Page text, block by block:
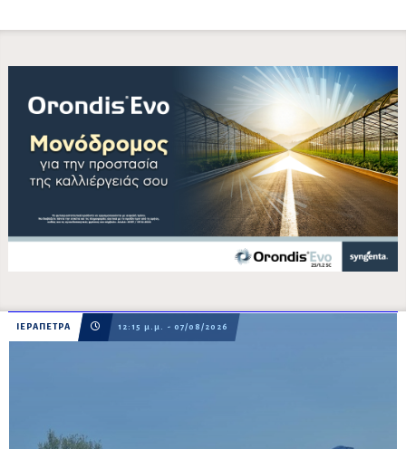
ΙΕΡΑΠΕΤΡΑ 12:15 μ.μ. - 07/08/2026